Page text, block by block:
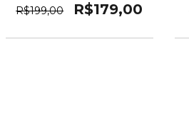
R$199,00 R$179,00